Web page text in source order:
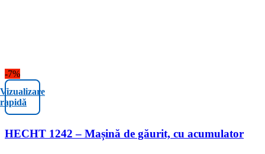
-7%
Vizualizare
rapidă
HECHT 1242 – Mașină de găurit, cu acumulator